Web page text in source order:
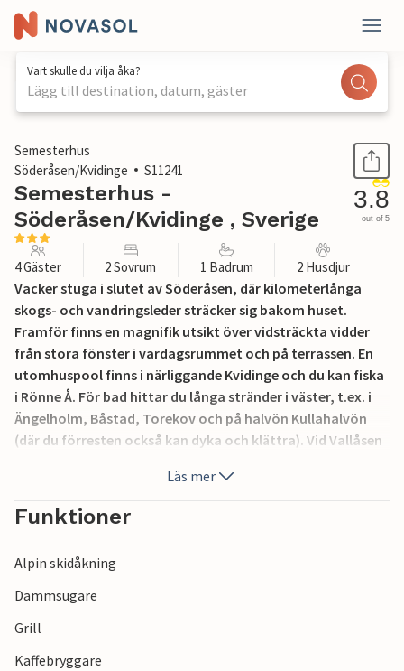
Vart skulle du vilja åka?
Lägg till destination, datum, gäster
1 / 11
Semesterhus
Söderåsen/Kvidinge
S11241
Semesterhus -
Söderåsen/Kvidinge , Sverige
3.8
out of 5
4 Gäster 2 Sovrum 1 Badrum 2 Husdjur
Vacker stuga i slutet av Söderåsen, där kilometerlånga
skogs- och vandringsleder sträcker sig bakom huset.
Framför finns en magnifik utsikt över vidsträckta vidder
från stora fönster i vardagsrummet och på terrassen. En
utomhuspool finns i närliggande Kvidinge och du kan fiska
i Rönne Å. För bad hittar du långa stränder i väster, t.ex. i
Ängelholm, Båstad, Torekov och på halvön Kullahalvön
(där du förresten också kan dyka och klättra). Vid Vallåsen
kan man åka utförsåkning eller sommarrodela. Ett annat
resmål är Torekov, varifrån du kan ta en båt till Hallands
Väderö.
Läs mer
Funktioner
Alpin skidåkning
Dammsugare
Grill
Kaffebryggare